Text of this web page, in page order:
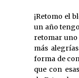
¡Retomo el
un año
retomar
más
forma de
que con